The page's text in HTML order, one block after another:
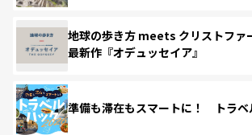
地球の歩き方 meets クリストファ
最新作『オデュッセイア』
準備も滞在もスマートに！ トラベ